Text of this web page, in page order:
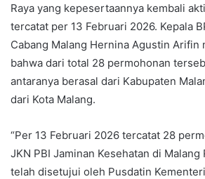
Raya yang kepesertaannya kembali
tercatat per 13 Februari 2026. Kepala
Cabang Malang Hernina Agustin Arifin
bahwa dari total 28 permohonan
antaranya berasal dari Kabupaten
dari Kota Malang.
“Per 13 Februari 2026 tercatat 28
JKN PBI Jaminan Kesehatan di Malang
telah disetujui oleh Pusdatin